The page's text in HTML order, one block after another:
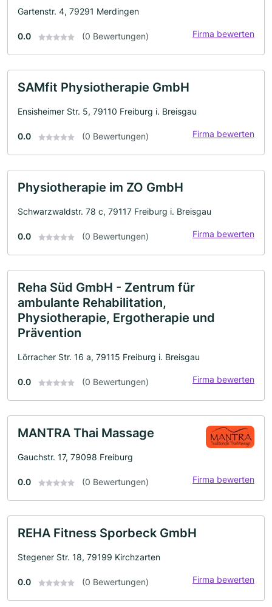
Gartenstr. 4, 79291 Merdingen
0.0 (0 Bewertungen) Firma bewerten
SAMfit Physiotherapie GmbH
Ensisheimer Str. 5, 79110 Freiburg i. Breisgau
0.0 (0 Bewertungen) Firma bewerten
Physiotherapie im ZO GmbH
Schwarzwaldstr. 78 c, 79117 Freiburg i. Breisgau
0.0 (0 Bewertungen) Firma bewerten
Reha Süd GmbH - Zentrum für
ambulante Rehabilitation,
Physiotherapie, Ergotherapie und
Prävention
Lörracher Str. 16 a, 79115 Freiburg i. Breisgau
0.0 (0 Bewertungen) Firma bewerten
MANTRA Thai Massage
Gauchstr. 17, 79098 Freiburg
0.0 (0 Bewertungen) Firma bewerten
REHA Fitness Sporbeck GmbH
Stegener Str. 18, 79199 Kirchzarten
0.0 (0 Bewertungen) Firma bewerten